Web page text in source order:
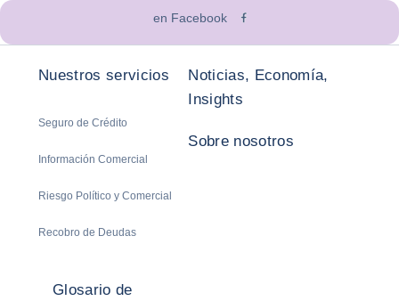
en Facebook
Nuestros servicios
Seguro de Crédito
Información Comercial
Riesgo Político y Comercial
Recobro de Deudas
Noticias, Economía,
Insights
Sobre nosotros
Glosario de